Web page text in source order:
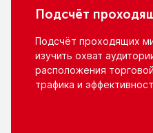
Подсчёт
Подсчёт проходящих
изучить охват
расположения
трафика и